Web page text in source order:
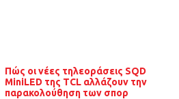
Πώς οι νέες τηλεοράσεις SQD
MiniLED της TCL αλλάζουν την
παρακολούθηση των σπορ